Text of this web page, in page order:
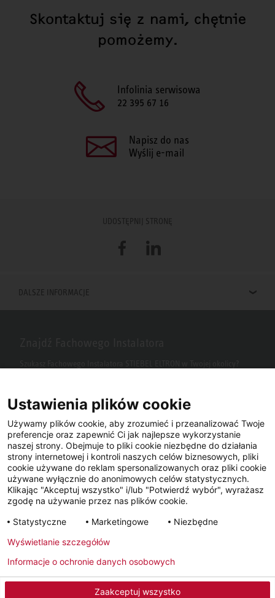
Skontaktuj się z nami, chętnie
pomożemy.
Infolinia serwisowa
22 395 67 16
Napisz do nas
Wyślij e-mail
UDOSTĘPNIJ STRONĘ
FacebookLinkedIn
DALSZE INFORMACJE
Metryka Polityka prywatności Newsletter
Facebook YouTube LinkedIn
Instagram
Ustawienia plików cookie
Używamy plików cookie, aby zrozumieć i przeanalizować Twoje
preferencje oraz zapewnić Ci jak najlepsze wykorzystanie
naszej strony. Obejmuje to pliki cookie niezbędne do działania
strony internetowej i kontroli naszych celów biznesowych, pliki
cookie używane do reklam spersonalizowanych oraz pliki cookie
używane wyłącznie do anonimowych celów statystycznych.
Klikając "Akceptuj wszystko" i/lub "Potwierdź wybór", wyrażasz
zgodę na używanie przez nas plików cookie.
Statystyczne
Marketingowe Niezbędne
Zaakceptuj wszystko
Wyświetlanie szczegółów
Informacje o ochronie danych osobowych